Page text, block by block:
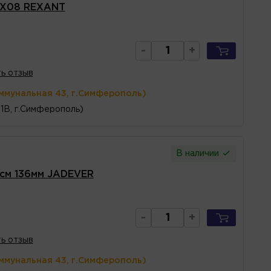
REXANT
- +
отзыв
43, г.Симферополь)
г.Симферополь)
В наличии
136мм JADEVER
- +
отзыв
43, г.Симферополь)